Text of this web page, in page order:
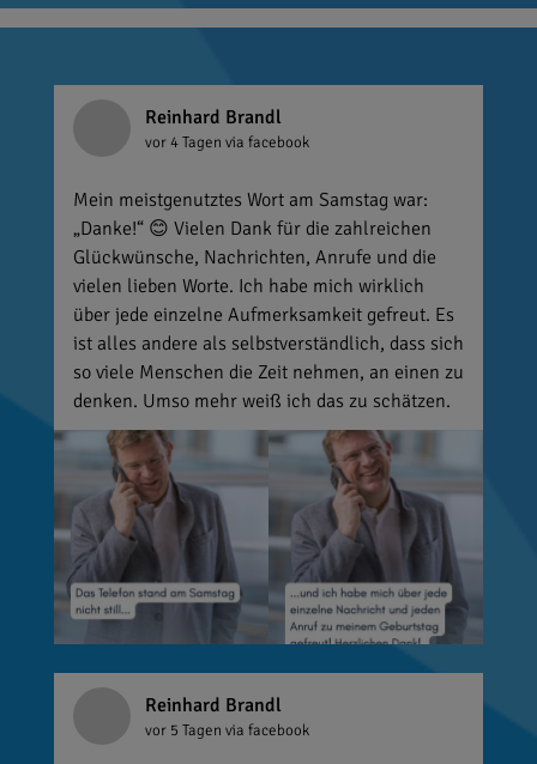
Reinhard Brandl
vor 4 Tagen via facebook
Mein meistgenutztes Wort am Samstag war:
„Danke!“ 😊 Vielen Dank für die zahlreichen
Glückwünsche, Nachrichten, Anrufe und die
vielen lieben Worte. Ich habe mich wirklich
über jede einzelne Aufmerksamkeit gefreut. Es
ist alles andere als selbstverständlich, dass sich
so viele Menschen die Zeit nehmen, an einen zu
denken. Umso mehr weiß ich das zu schätzen.
Reinhard Brandl
vor 5 Tagen via facebook